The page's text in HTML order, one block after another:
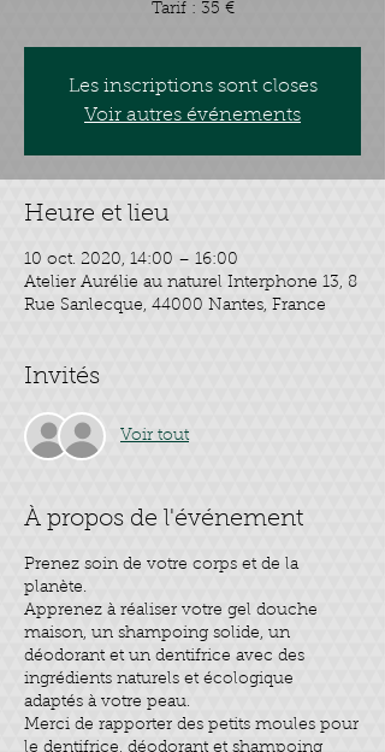
Tarif : 35 €
Les inscriptions sont closes
Voir autres événements
Heure et lieu
10 oct. 2020, 14:00 – 16:00
Atelier Aurélie au naturel Interphone 13, 8
Rue Sanlecque, 44000 Nantes, France
Invités
Voir tout
À propos de l'événement
Prenez soin de votre corps et de la
planète.
Apprenez à réaliser votre gel douche
maison, un shampoing solide, un
déodorant et un dentifrice avec des
ingrédients naturels et écologique
adaptés à votre peau.
Merci de rapporter des petits moules pour
le dentifrice, déodorant et shampoing